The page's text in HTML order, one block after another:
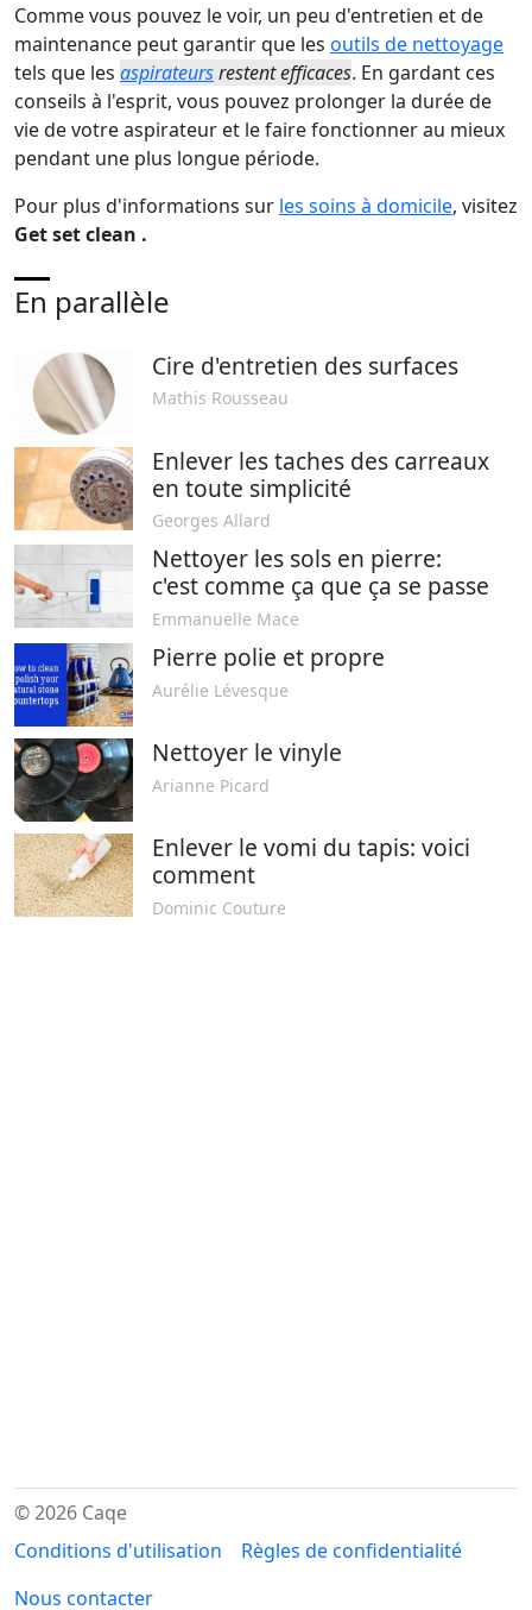
Comme vous pouvez le voir, un peu d'entretien et de
maintenance peut garantir que les outils de nettoyage
tels que les aspirateursrestent efficaces. En gardant ces
conseils à l'esprit, vous pouvez prolonger la durée de
vie de votre aspirateur et le faire fonctionner au mieux
pendant une plus longue période.
Pour plus d'informations sur les soins à domicile, visitez
Get set clean .
En parallèle
Cire d'entretien des surfaces
Mathis Rousseau
Enlever les taches des carreaux
en toute simplicité
Georges Allard
Nettoyer les sols en pierre:
c'est comme ça que ça se passe
Emmanuelle Mace
Pierre polie et propre
Aurélie Lévesque
Nettoyer le vinyle
Arianne Picard
Enlever le vomi du tapis: voici
comment
Dominic Couture
© 2026 Caqe
Conditions d'utilisation
Règles de confidentialité
Nous contacter